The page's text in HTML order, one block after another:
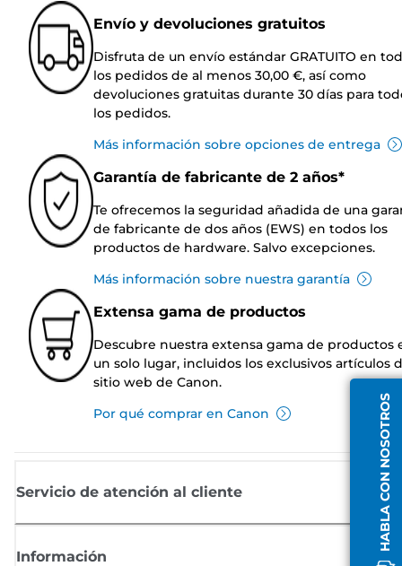
HABLA CON NOSOTROS
Envío y devoluciones gratuitos
Disfruta de un envío estándar GRATUITO en
los pedidos de al menos 30,00 €, así como
devoluciones gratuitas durante 30 días para
los pedidos.
Más información sobre opciones de entrega
Garantía de fabricante de 2 años*
Te ofrecemos la seguridad añadida de una
de fabricante de dos años (EWS) en todos los
productos de hardware. Salvo excepciones.
Más información sobre nuestra garantía
Extensa gama de productos
Descubre nuestra extensa gama de productos
un solo lugar, incluidos los exclusivos artículos
sitio web de Canon.
Por qué comprar en Canon
Servicio de atención al cliente
Información